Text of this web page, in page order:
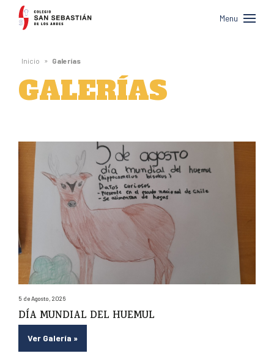
Colegio
San
Sebastián
de
Los
Menu
Inicio » Galerías
GALERÍAS
5 de Agosto, 2026
DÍA MUNDIAL DEL HUEMUL
Ver Galería »